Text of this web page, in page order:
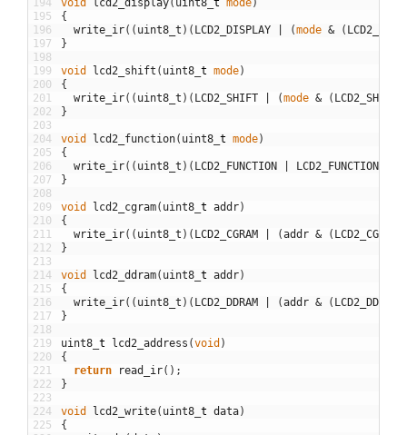
194
195
196
197
198
199
200
201
202
203
204
205
206
207
208
209
210
211
212
213
214
215
216
217
218
219
220
221
222
223
224
225
void lcd2_display( uint8 t mode)
{
write_ir( ( uint8_t ) ( LCD2_DISPLAY (mode & (
}
void lcd2_shift ( uint8 t mode)
{
write_ir( ( uint8_t ) ( LCD2_SHIFT (mode & (
}
void lcd2_function( uint8 t mode)
{
write_ir( ( uint8_t ) ( LCD2_FUNCTION
}
void lcd2_cgram( uint8 t addr)
{
write_ir( ( uint8_t ) ( LCD2_CGRAM (addr & ( LCD2_CGRAM
}
void lcd2_ddram( uint8 t addr)
{
write_ir( ( uint8_t ) ( LCD2_DDRAM (addr & ( LCD2_DDRAM
}
uint8 t lcd2_address (void )
{
return
read_ir( ) ;
}
void lcd2_write( uint8 t data)
{